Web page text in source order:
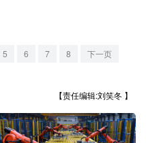
5 6 7 8 下一页
【责任编辑:刘笑冬 】